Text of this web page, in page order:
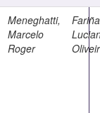
Meneghatti,
Marcelo
Roger